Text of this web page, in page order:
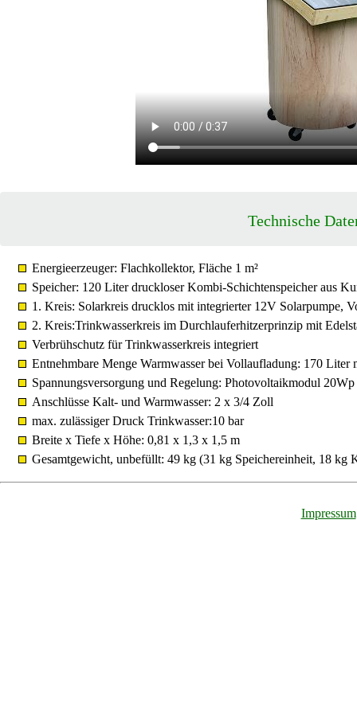
Technische
Energieerzeuger: Flachkollektor, Fläche 1 m²
Speicher: 120 Liter druckloser Kombi-Schichtenspeicher aus
1. Kreis: Solarkreis drucklos mit integrierter 12V Solarpumpe,
2. Kreis:Trinkwasserkreis im Durchlauferhitzerprinzip mit
Verbrühschutz für Trinkwasserkreis integriert
Entnehmbare Menge Warmwasser bei Vollaufladung: 170 Liter
Spannungsversorgung und Regelung: Photovoltaikmodul
Anschlüsse Kalt- und Warmwasser: 2 x 3/4 Zoll
max. zulässiger Druck Trinkwasser:10 bar
Breite x Tiefe x Höhe: 0,81 x 1,3 x 1,5 m
Gesamtgewicht, unbefüllt: 49 kg (31 kg Speichereinheit, 18 kg
Impressum